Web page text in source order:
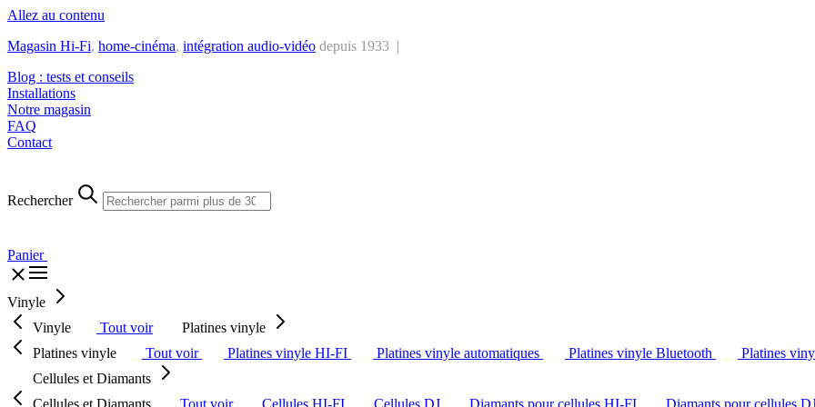
Allez au contenu
Magasin Hi-Fi, home-cinéma, intégration audio-vidéo depuis 1933 |
Blog : tests et conseils
Installations
Notre magasin
FAQ
Contact
Rechercher
Panier
Vinyle
Vinyle
Tout voir
Platines vinyle
Platines vinyle
Tout voir Platines vinyle HI-FI Platines vinyle automatiques Platines vinyle Bluetooth
Platines
Cellules et Diamants
Cellules et Diamants
Tout voir Cellules HI-FI Cellules DJ Diamants pour cellules HI-FI
Diamants pour cellules